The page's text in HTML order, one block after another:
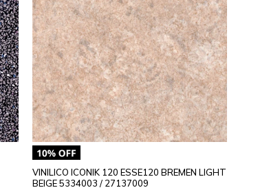
VINILICO ICONIK 120 ESSE120 BREMEN LIGHT
BEIGE 5334003 / 27137009